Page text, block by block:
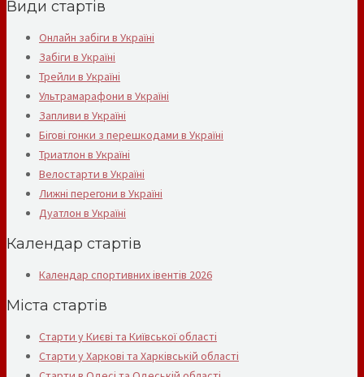
Види стартів
Онлайн забіги в Україні
Забіги в Україні
Трейли в Україні
Ультрамарафони в Україні
Запливи в Україні
Бігові гонки з перешкодами в Україні
Триатлон в Україні
Велостарти в Україні
Лижні перегони в Україні
Дуатлон в Україні
Календар стартів
Календар спортивних івентів 2026
Міста стартів
Старти у Києві та Київської області
Старти у Харкові та Харківській області